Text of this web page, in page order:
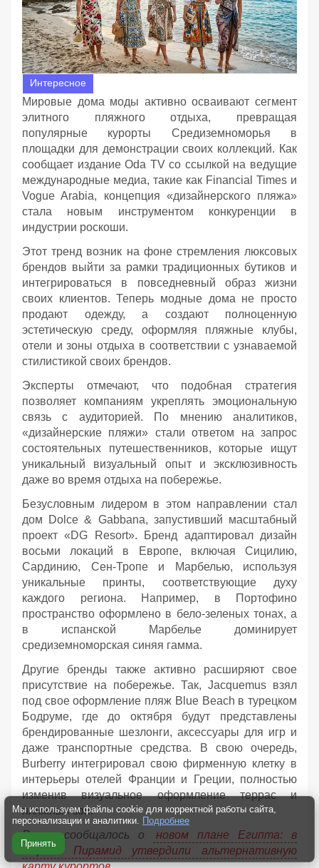
Интересное
Мировые дома моды активно осваивают сегмент
элитного пляжного отдыха, превращая
популярные курорты Средиземноморья в
площадки для демонстрации своих коллекций. Как
сообщает издание Oda TV со ссылкой на ведущие
международные медиа, такие как Financial Times и
Vogue Arabia, концепция «дизайнерского пляжа»
стала новым инструментом конкуренции в
индустрии роскоши.
Этот тренд возник на фоне стремления люксовых
брендов выйти за рамки традиционных бутиков и
интегрироваться в повседневный образ жизни
своих клиентов. Теперь модные дома не просто
продают одежду, а создают полноценную
эстетическую среду, оформляя пляжные клубы,
отели и зоны отдыха в соответствии с узнаваемой
стилистикой своих брендов.
Эксперты отмечают, что подобная стратегия
позволяет компаниям укреплять эмоциональную
связь с аудиторией. По мнению аналитиков,
«дизайнерские пляжи» стали ответом на запрос
состоятельных путешественников, которые ищут
уникальный визуальный опыт и эксклюзивность
даже во время отдыха на побережье.
Безусловным лидером в этом направлении стал
дом Dolce & Gabbana, запустивший масштабный
проект «DG Resort». Бренд адаптировал дизайн
восьми локаций в Европе, включая Сицилию,
Сардинию, Сен-Тропе и Марбелью, используя
уникальные принты, соответствующие духу
каждого региона. Например, в Портофино
пространство оформлено в бело-зеленых тонах, а
в испанской Марбелье доминирует
средиземноморская синяя гамма.
Другие бренды также активно расширяют свое
присутствие на побережье. Так, Jacquemus взял
под свое оформление пляж Blue Beach в турецком
Бодруме, где до октября будут представлены
брендированные шезлонги, аксессуары для игр и
даже транспортные средства. В свою очередь,
Burberry интегрировал свою фирменную клетку в
интерьеры отелей Франции и Греции, полностью
изменив визуальное оформление террас и
пляжных зон.
Ранее сообщалось о
новом плане Египта: в
стране Пирамид утвердили альтернативную
Мы используем файлы cookie для корректной работы сайта,
персонализации и аналитики. Подробнее
Принять